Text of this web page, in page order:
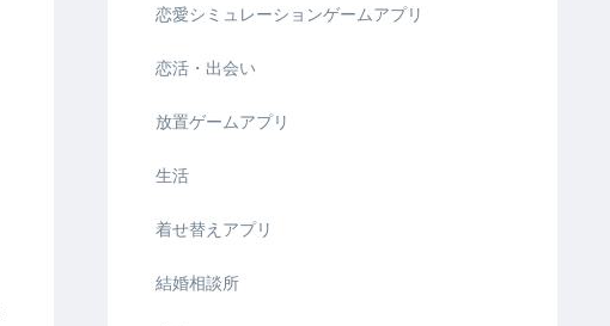
恋愛シミュレーションゲームアプリ
恋活・出会い
放置ゲームアプリ
生活
着せ替えアプリ
結婚相談所